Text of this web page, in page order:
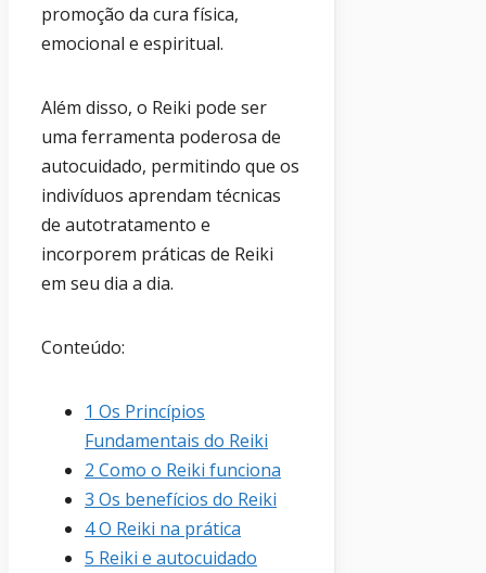
promoção da cura física,
emocional e espiritual.
Além disso, o Reiki pode ser
uma ferramenta poderosa de
autocuidado, permitindo que os
indivíduos aprendam técnicas
de autotratamento e
incorporem práticas de Reiki
em seu dia a dia.
Conteúdo:
1 Os Princípios
Fundamentais do Reiki
2 Como o Reiki funciona
3 Os benefícios do Reiki
4O Reiki na prática
5 Reiki e autocuidado